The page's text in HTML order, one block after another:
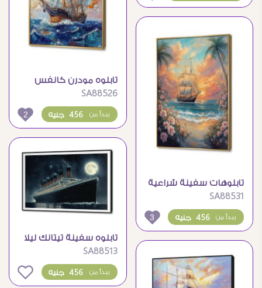
تابلوهات سفينة شراعية
عند غروب الشمس
SA88531
456 جنيه يبدأ من 3
تابلوه مودرن كانفس
سفينة شراعية كبيرة
SA88526
456 جنيه يبدأ من 2
تابلوه سفينة تيتانك ليلا
SA88513
456 جنيه يبدأ من 0